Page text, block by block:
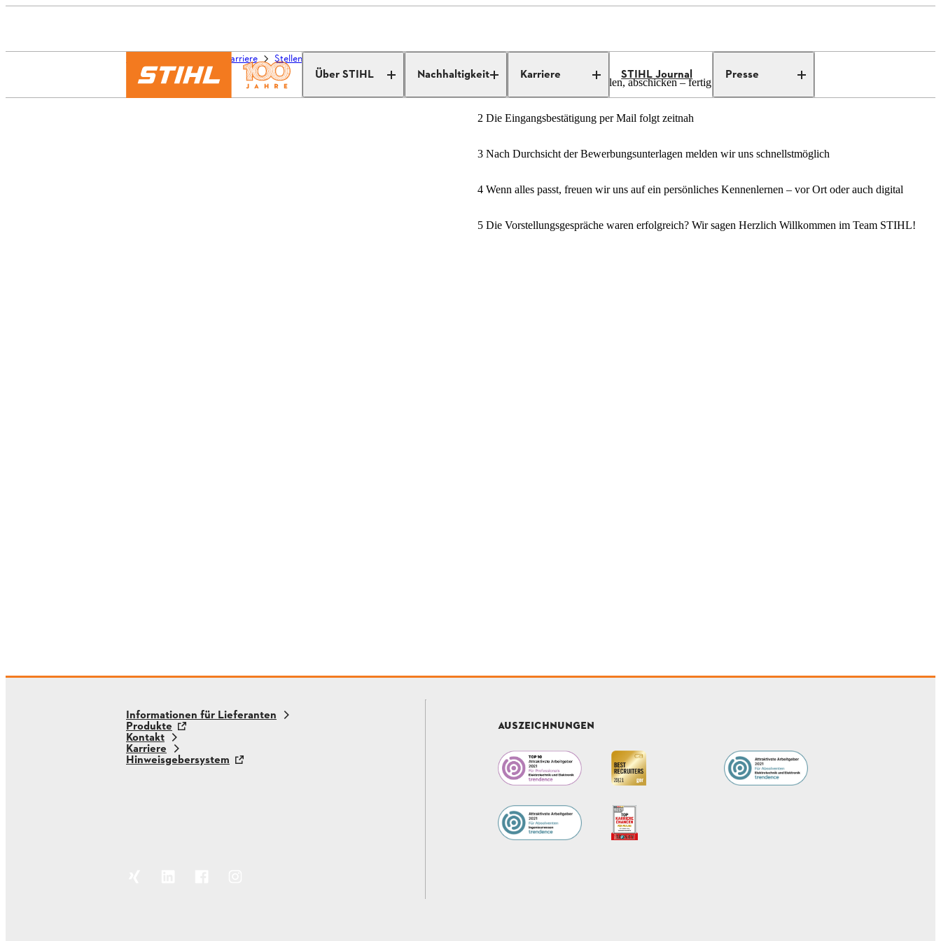
Über STIHL Nachhaltigkeit Karriere STIHL Journal Presse
Die Welt von STIHL Karriere Stellenangebote
1 Bewerbungsformular ausfüllen, abschicken – fertig
2 Die Eingangsbestätigung per Mail folgt zeitnah
3 Nach Durchsicht der Bewerbungsunterlagen melden wir uns schnellstmöglich
4 Wenn alles passt, freuen wir uns auf ein persönliches Kennenlernen – vor Ort oder auch digital
5 Die Vorstellungsgespräche waren erfolgreich? Wir sagen Herzlich Willkommen im Team STIHL!
Informationen für Lieferanten
Produkte
Kontakt
Karriere
Hinweisgebersystem
AUSZEICHNUNGEN